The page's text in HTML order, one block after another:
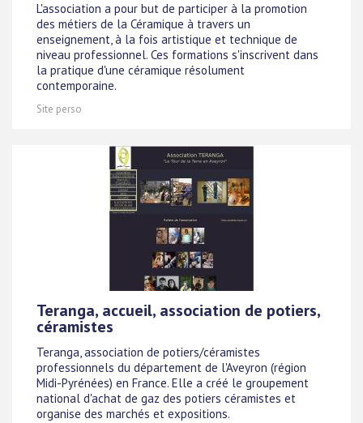
L'association a pour but de participer à la promotion
des métiers de la Céramique à travers un
enseignement, à la fois artistique et technique de
niveau professionnel. Ces formations s'inscrivent dans
la pratique d'une céramique résolument
contemporaine.
Site perso
Teranga, accueil, association de potiers,
céramistes
Teranga, association de potiers/céramistes
professionnels du département de l'Aveyron (région
Midi-Pyrénées) en France. Elle a créé le groupement
national d'achat de gaz des potiers céramistes et
organise des marchés et expositions.